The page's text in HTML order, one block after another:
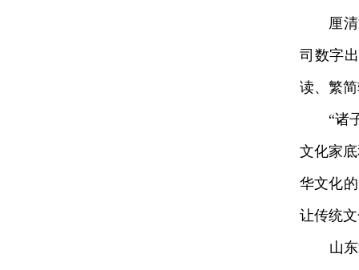
厘清文
司数字
读、繁
“诸子
文化家
华文化
让传统
山东近